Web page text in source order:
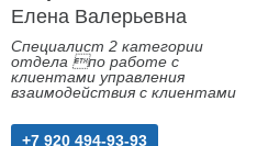
Елена Валерьевна
Специалист 2 категории
отдела по работе с
клиентами управления
взаимодействия с клиентами
+7 920 494-93-93